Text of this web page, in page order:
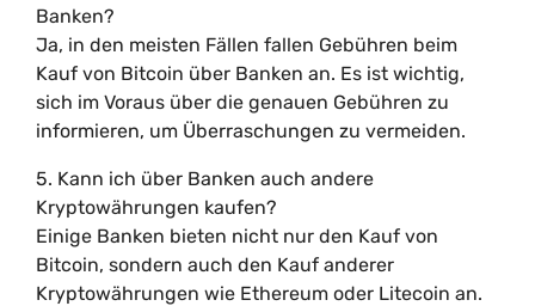
Banken?
Ja, in den meisten Fällen fallen Gebühren beim
Kauf von Bitcoin über Banken an. Es ist wichtig,
sich im Voraus über die genauen Gebühren zu
informieren, um Überraschungen zu vermeiden.
5. Kann ich über Banken auch andere
Kryptowährungen kaufen?
Einige Banken bieten nicht nur den Kauf von
Bitcoin, sondern auch den Kauf anderer
Kryptowährungen wie Ethereum oder Litecoin an.